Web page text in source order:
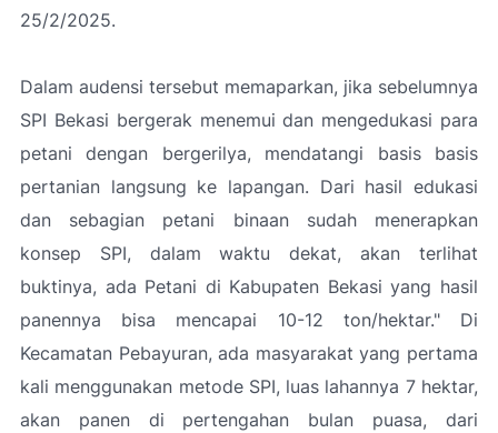
25/2/2025.
Dalam audensi tersebut memaparkan, jika sebelumnya
SPI Bekasi bergerak menemui dan mengedukasi para
petani dengan bergerilya, mendatangi basis basis
pertanian langsung ke lapangan. Dari hasil edukasi
dan sebagian petani binaan sudah menerapkan
konsep SPI, dalam waktu dekat, akan terlihat
buktinya, ada Petani di Kabupaten Bekasi yang hasil
panennya bisa mencapai 10-12 ton/hektar." Di
Kecamatan Pebayuran, ada masyarakat yang pertama
kali menggunakan metode SPI, luas lahannya 7 hektar,
akan panen di pertengahan bulan puasa, dari